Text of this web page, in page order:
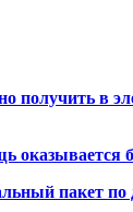
в
оказывается
пакет по